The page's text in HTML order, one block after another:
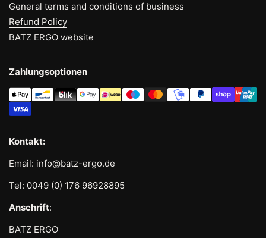
General terms and conditions of business
Refund Policy
BATZ ERGO website
Zahlungsoptionen
Kontakt:
Email: info@batz-ergo.de
Tel: 0049 (0) 176 96928895
Anschrift:
BATZ ERGO